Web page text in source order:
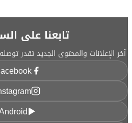
تابعنا على
آخر الإعلانات والمحتوى الجديد تقدر